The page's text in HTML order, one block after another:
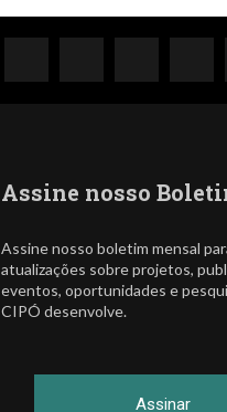
Assine nosso
Assine nosso boletim mensal
atualizações sobre projetos,
eventos, oportunidades e
CIPÓ desenvolve.
Assinar